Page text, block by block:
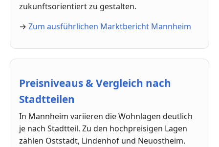
zukunftsorientiert zu gestalten.
→ Zum ausführlichen Marktbericht Mannheim
Preisniveaus & Vergleich nach
Stadtteilen
In Mannheim variieren die Wohnlagen deutlich
je nach Stadtteil. Zu den hochpreisigen Lagen
zählen Oststadt, Lindenhof und Neuostheim.